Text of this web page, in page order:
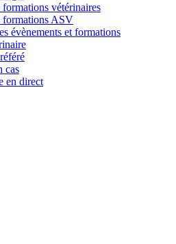
formations vétérinaires
formations ASV
évènements et formations
cas
en direct